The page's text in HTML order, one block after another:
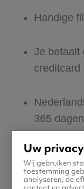
Handige
Je betaalt
creditcard
365
Zeker van
Boek ook
Uw
Wij gebruiken
toestemming
analyseren, de